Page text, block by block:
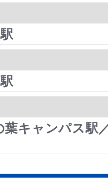
葉キャンパス駅